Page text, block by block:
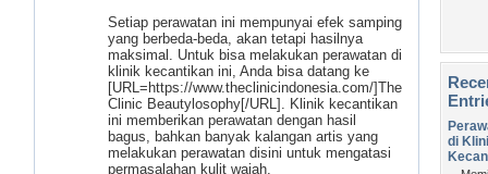
Setiap perawatan ini mempunyai efek samping
yang berbeda-beda, akan tetapi hasilnya
maksimal. Untuk bisa melakukan perawatan di
klinik kecantikan ini, Anda bisa datang ke
[URL=https://www.theclinicindonesia.com/]The
Clinic Beautylosophy[/URL]. Klinik kecantikan
ini memberikan perawatan dengan hasil
bagus, bahkan banyak kalangan artis yang
melakukan perawatan disini untuk mengatasi
permasalahan kulit wajah.
di